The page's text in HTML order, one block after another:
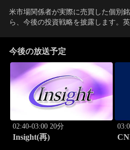
米市場関係者が実際に売買した個別
ら、今後の投資戦略を披露します。英
今後の放送予定
02:40-03:00 20分
Insight(再)